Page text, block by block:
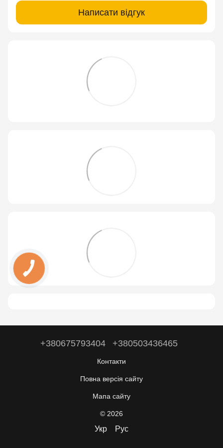
Написати відгук
+380675793404 +380503436465
Контакти
Повна версія сайту
Мапа сайту
© 2026
Укр Рус